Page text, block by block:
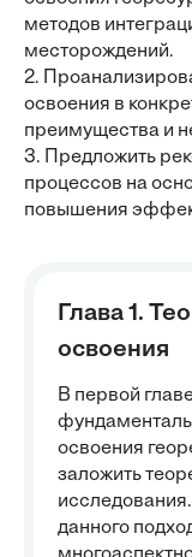
методов
месторождений.
2.
освоения в
преимущества и
3. Предложить
процессов на
повышения
Глава 1.
освоения
В первой
освоения
заложить
данного